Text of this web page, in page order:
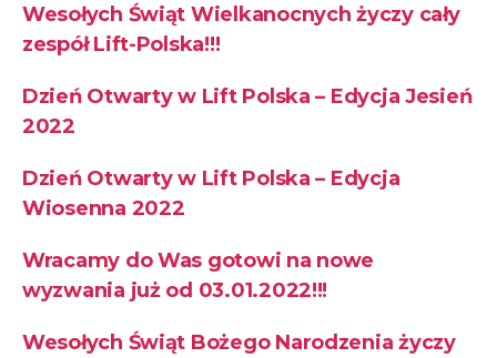
Wesołych Świąt Wielkanocnych życzy cały
zespół Lift-Polska!!!
Dzień Otwarty w Lift Polska – Edycja Jesień
2022
Dzień Otwarty w Lift Polska – Edycja
Wiosenna 2022
Wracamy do Was gotowi na nowe
wyzwania już od 03.01.2022!!!
Wesołych Świąt Bożego Narodzenia życzy